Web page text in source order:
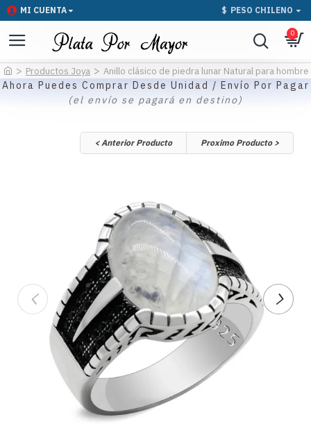
MI CUENTA $ PESO CHILENO
0
Productos Joya Anillo clásico de piedra lunar Natural para
Ahora Puedes Comprar Desde Unidad / Envío Por Pagar
(el envío se pagará en destino)
< Anterior Producto Proximo Producto >